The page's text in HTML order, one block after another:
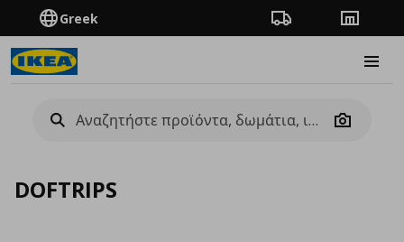
Greek Πορεία παραγγελίας
Camera
DOFTRIPS